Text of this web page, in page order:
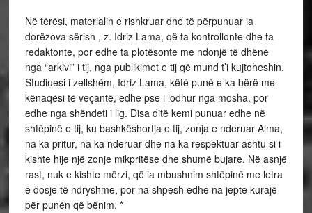
Në tërësi, materialin e rishkruar dhe të përpunuar ia
dorëzova sërish , z. Idriz Lama, që ta kontrollonte dhe ta
redaktonte, por edhe ta plotësonte me ndonjë të dhënë
nga “arkivi” i tij, nga publikimet e tij që mund t’i kujtoheshin.
Studiuesi i zellshëm, Idriz Lama, këtë punë e ka bërë me
kënaqësi të veçantë, edhe pse i lodhur nga mosha, por
edhe nga shëndeti i lig. Disa ditë kemi punuar edhe në
shtëpinë e tij, ku bashkëshortja e tij, zonja e nderuar Alma,
na ka pritur, na ka nderuar dhe na ka respektuar ashtu si i
kishte hije një zonje mikpritëse dhe shumë bujare. Në asnjë
rast, nuk e kishte mërzi, që ia mbushnim shtëpinë me letra
e dosje të ndryshme, por na shpesh edhe na jepte kurajë
për punën që bënim. *